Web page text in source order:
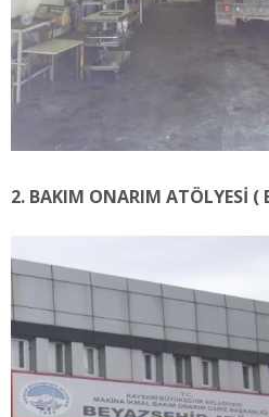
2. BAKIM ONARIM ATÖLYESİ (